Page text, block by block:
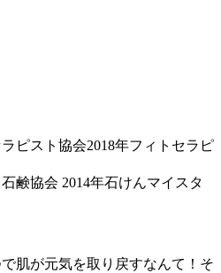
ピスト協会2018年フィトセラピ
鹸協会 2014年石けんマイスタ
肌が元気を取り戻すなんて！そ